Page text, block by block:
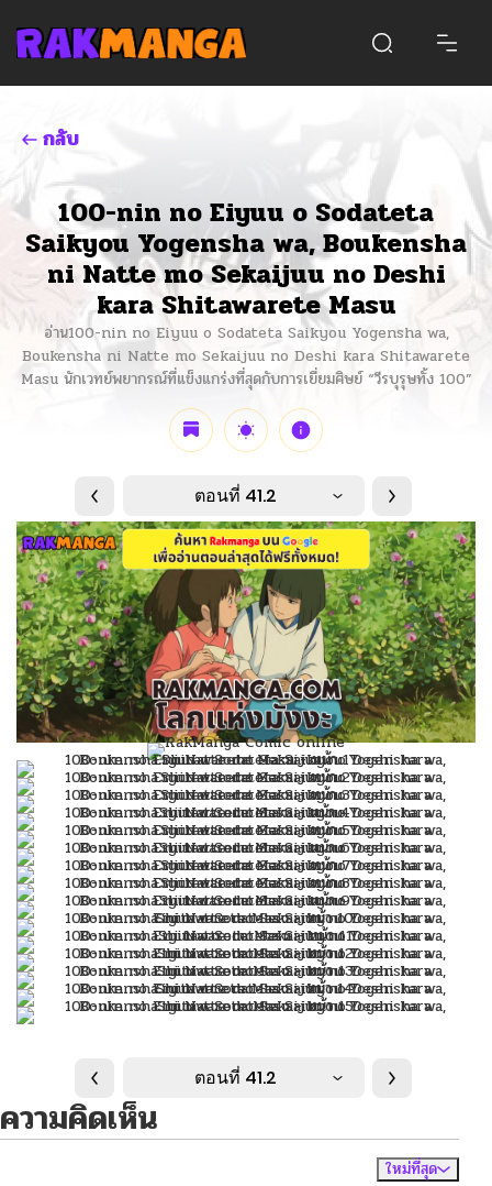
กลับ
100-nin no Eiyuu o Sodateta
Saikyou Yogensha wa, Boukensha
ni Natte mo Sekaijuu no Deshi
kara Shitawarete Masu
อ่าน100-nin no Eiyuu o Sodateta Saikyou Yogensha wa,
Boukensha ni Natte mo Sekaijuu no Deshi kara Shitawarete
Masu นักเวทย์พยากรณ์ที่แข็งแกร่งที่สุดกับการเยี่ยมศิษย์ “วีรบุรุษทั้ง 100”
ตอนที่ 41.2
ตอนที่ 41.2
ความคิดเห็น
ใหม่ที่สุด